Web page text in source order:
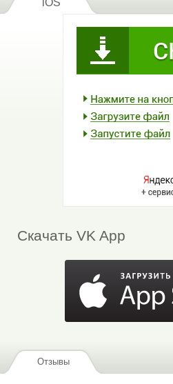
Скачать VK App
Отзывы